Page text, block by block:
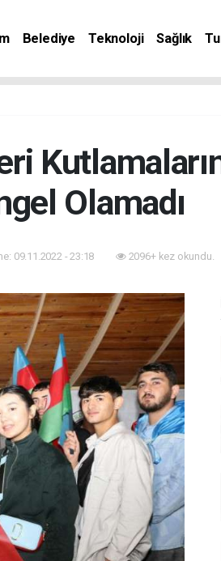
Belediye Teknoloji Sağlık
Olamadı
09.11.2022 - 23:18 2096+ kez okundu.